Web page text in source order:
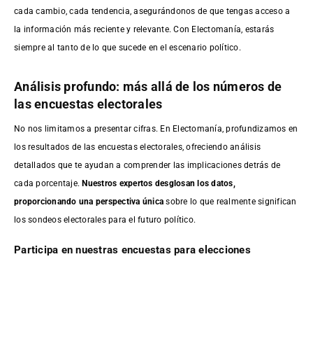
cada cambio, cada tendencia, asegurándonos de que tengas acceso a
la información más reciente y relevante. Con Electomanía, estarás
siempre al tanto de lo que sucede en el escenario político.
Análisis profundo: más allá de los números de
las encuestas electorales
No nos limitamos a presentar cifras. En Electomanía, profundizamos en
los resultados de las encuestas electorales, ofreciendo análisis
detallados que te ayudan a comprender las implicaciones detrás de
cada porcentaje.Nuestros expertos desglosan los datos,
proporcionando una perspectiva única sobre lo que realmente significan
los sondeos electorales para el futuro político.
Participa en nuestras encuestas para elecciones